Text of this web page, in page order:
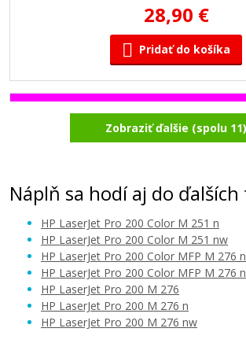
28,90 €
Pridať do košíka
HP 131A, HP CF213A
28,90 €
Pridať do košíka
Zobraziť ďalšie (spolu 11)
Náplň sa hodí aj do
HP LaserJet Pro 200 Color M 251 n
HP LaserJet Pro 200 Color M 251 nw
HP LaserJet Pro 200 Color MFP M 276 n
HP LaserJet Pro 200 Color MFP M 276
HP LaserJet Pro 200 M 276
HP LaserJet Pro 200 M 276 n
HP LaserJet Pro 200 M 276 nw